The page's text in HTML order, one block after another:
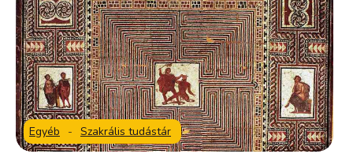
Egyéb - Szakrális tudástár